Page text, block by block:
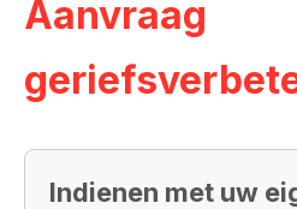
Aanvraag
Indienen met uw